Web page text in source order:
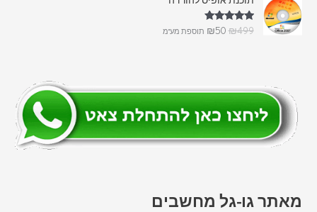
דורג5.00
₪499
₪50 תוספת מע"מ
מאתר גו-גל מחשבים